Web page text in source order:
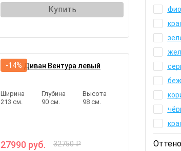
Купить
Диван Вентура левый
Ширина
213 см.
Глубина
90 см.
Высота
98 см.
27990 руб. 32750 ₽
-14%